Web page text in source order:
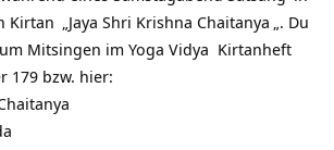
Kirtan „Jaya Shri Krishna Chaitanya „. Du
Mitsingen im Yoga Vidya Kirtanheft
179 bzw. hier: